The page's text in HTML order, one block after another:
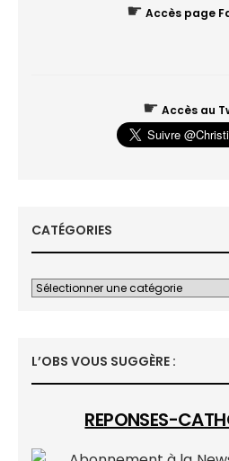
☛ Accès page
☛ Accès au
CATÉGORIES
L’OBS VOUS SUGGÈRE :
REPONSES-